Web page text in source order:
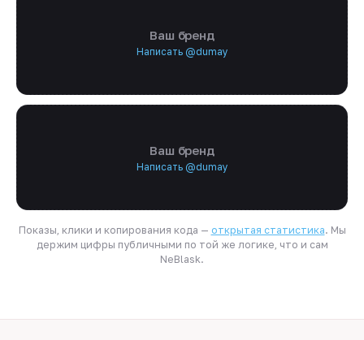
Ваш бренд
Написать @dumay
Ваш бренд
Написать @dumay
Показы, клики и копирования кода — открытая статистика. Мы
держим цифры публичными по той же логике, что и сам
NeBlask.